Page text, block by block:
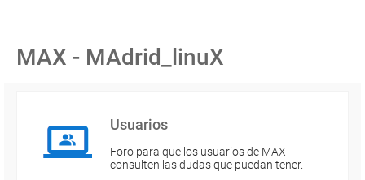
MAX - MAdrid_linuX
Usuarios
Foro para que los usuarios de MAX
consulten las dudas que puedan tener.